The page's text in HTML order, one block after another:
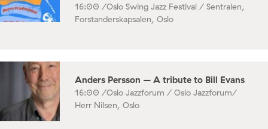
16:00 /Oslo Swing Jazz Festival / Sentralen,
Forstanderskapsalen, Oslo
Anders Persson – A tribute to Bill Evans
16:00 /Oslo Jazzforum / Oslo Jazzforum/
Herr Nilsen, Oslo